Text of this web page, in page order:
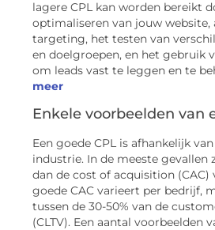
lagere CPL kan worden bereikt
optimaliseren van jouw website,
targeting, het testen van
en doelgroepen, en het gebruik
om leads vast te leggen en te
meer
Enkele voorbeelden van
Een goede CPL is afhankelijk
industrie. In de meeste gevallen
dan de cost of acquisition (CAC)
goede CAC varieert per bedrijf,
tussen de 30-50% van de
(CLTV). Een aantal voorbeelden